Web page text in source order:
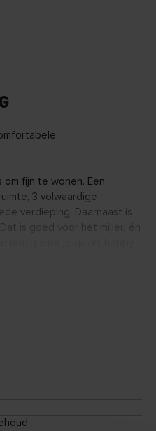
om fijn te wonen. Een
3 volwaardige
verdieping. Daarnaast is
huis jouw thuis te maken.
de grote achtergevelpui
in openbaar gebied